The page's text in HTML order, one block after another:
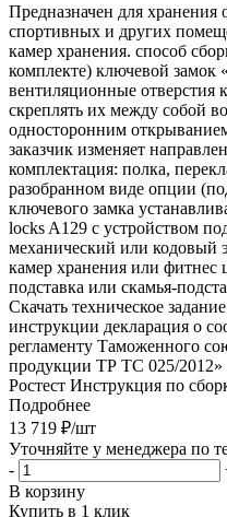
Предназначен для
спортивных и других
камер хранения. способ
комплекте) ключевой
вентиляционные отверстия
скреплять их между собой
односторонним
заказчик изменяет
комплектация: полка,
разобранном виде опции
ключевого замка
locks A129 с устройством
механический или кодовый
камер хранения или фитнес
подставка или скамья-
Скачать техническое
инструкции декларация о
регламенту Таможенного
продукции ТР ТС 025/2012»
Ростест Инструкция по
Подробнее
13 719 ₽/шт
Уточняйте у менеджера по
-
В корзину
Купить в 1 клик